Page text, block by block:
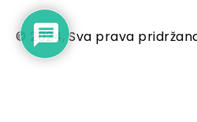
© 2024, Sva prava